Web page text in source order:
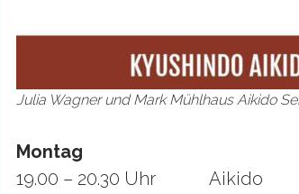
Julia Wagner und Mark Mühlhaus Aikido
Montag
19.00 – 20.30 Uhr Aikido